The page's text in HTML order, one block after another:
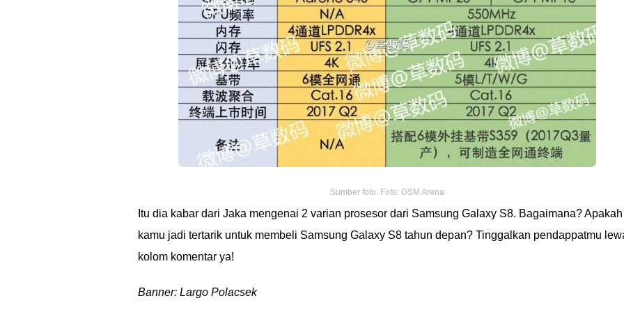
Sumber foto: Foto: GSM Arena
Itu dia kabar dari Jaka mengenai 2 varian prosesor dari Samsung Galaxy S8. Bagaimana? Apakah
kamu jadi tertarik untuk membeli Samsung Galaxy S8 tahun depan? Tinggalkan pendappatmu
kolom komentar ya!
Banner: Largo Polacsek